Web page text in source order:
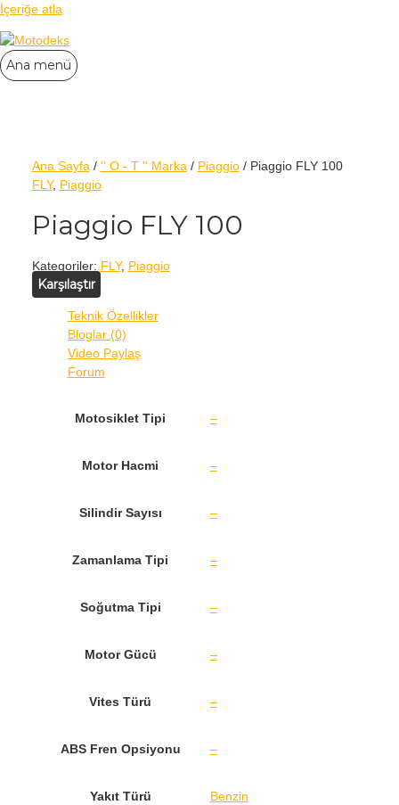
İçeriğe atla
Ana menü
Ana Sayfa / '' O - T '' Marka / Piaggio/ Piaggio FLY 100
FLY, Piaggio
Piaggio FLY 100
Kategoriler: FLY, Piaggio
Karşılaştır
Teknik Özellikler
Bloglar (0)
Video Paylaş
Forum
Motosiklet Tipi –
Motor Hacmi –
Silindir Sayısı –
Zamanlama Tipi –
Soğutma Tipi –
Motor Gücü –
Vites Türü –
ABS Fren Opsiyonu –
Yakıt Türü Benzin